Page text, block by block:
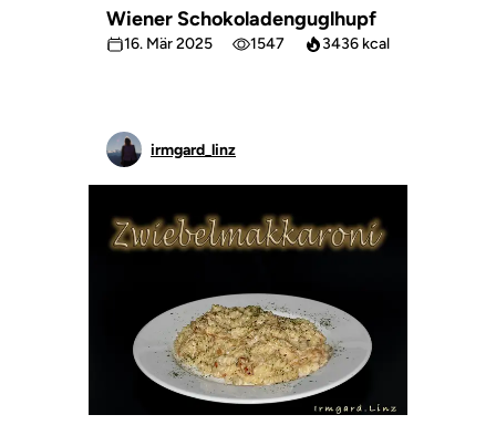
Wiener Schokoladenguglhupf
16. Mär 2025 1547 3436 kcal
irmgard_linz